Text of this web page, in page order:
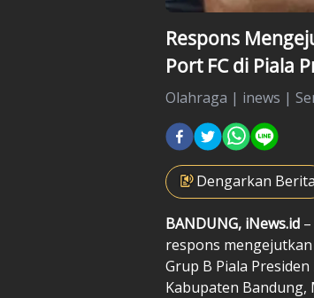
Respons
Port FC di Piala
Olahraga | inews |
Dengarkan Berita
BANDUNG, iNews.id
respons
Grup B Piala
Kabupaten Bandung,